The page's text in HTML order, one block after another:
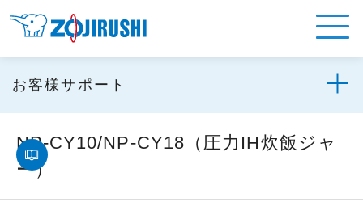
お客様サポート
NP-CY10/NP-CY18（圧力IH炊飯ジャ
ー）